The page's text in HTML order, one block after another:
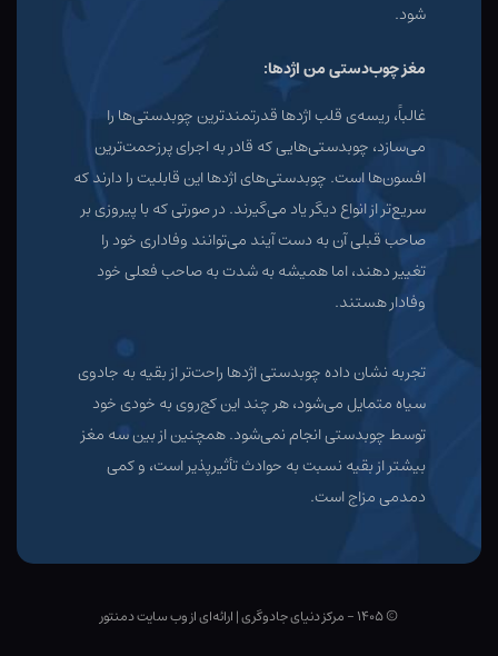
شود.
مغز چوب‌دستی من اژدها:
غالباً، ریسه‌ی قلب اژدها قدرتمندترین چوبدستی‌ها را
می‌سازد، چوبدستی‌هایی که قادر به اجرای پرزحمت‌ترین
افسون‌ها است. چوبدستی‌های اژدها این قابلیت را دارند که
سریع‌تر از انواع دیگر یاد می‌گیرند. در صورتی که با پیروزی بر
صاحب قبلی آن به دست آیند می‌توانند وفاداری خود را
تغییر دهند، اما همیشه به شدت به صاحب فعلی خود
وفادار هستند.
تجربه نشان داده چوبدستی اژدها راحت‌تر از بقیه به جادوی
سیاه متمایل می‌شود، هر چند این کج‌روی به خودی خود
توسط چوبدستی انجام نمی‌شود. همچنین از بین سه مغز
بیشتر از بقیه نسبت به حوادث تأثیرپذیر است، و کمی
دمدمی مزاج است.
© ۱۴۰۵ - مرکز دنیای جادوگری |ارائه‌ای از وب ‌سایت دمنتور